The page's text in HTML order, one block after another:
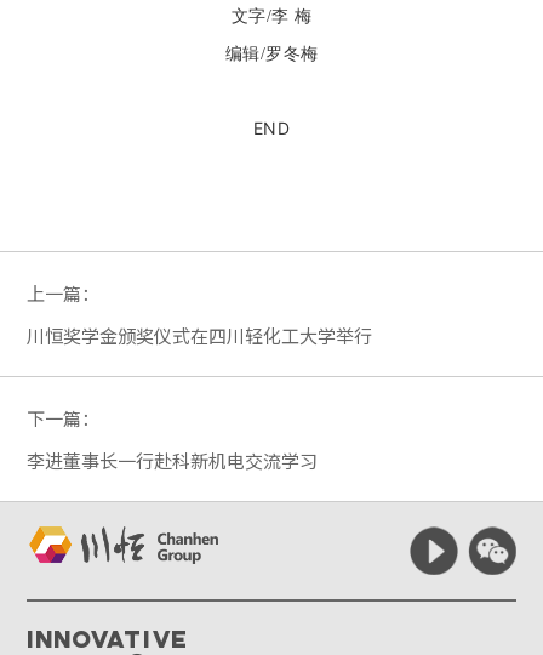
文字/李 梅
编辑/罗冬梅
END
上一篇：
川恒奖学金颁奖仪式在四川轻化工大学举行
下一篇：
李进董事长一行赴科新机电交流学习
Innovative